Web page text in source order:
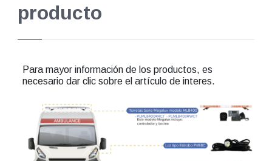
producto
Para mayor información de los productos, es
necesario dar clic sobre el artículo de interes.